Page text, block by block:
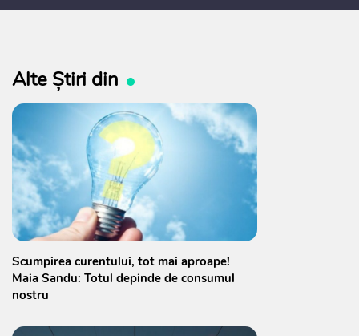
Alte Știri din
Scumpirea curentului, tot mai aproape!
Maia Sandu: Totul depinde de consumul
nostru